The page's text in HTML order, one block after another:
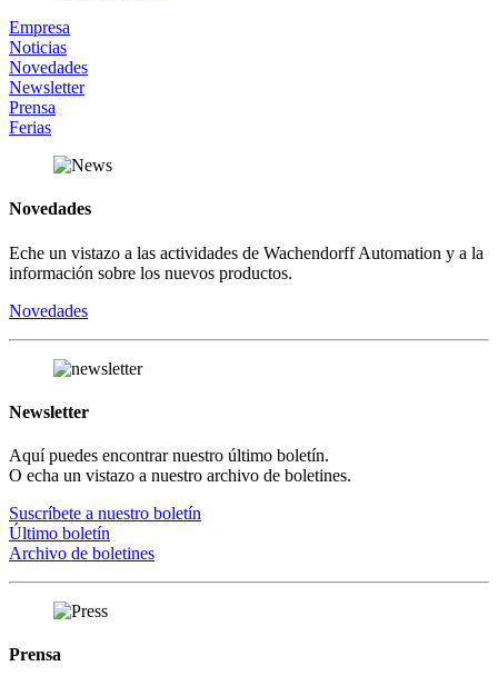
Empresa
Noticias
Novedades
Newsletter
Prensa
Ferias
Novedades
Eche un vistazo a las actividades de Wachendorff Automation y a la
información sobre los nuevos productos.
Novedades
Newsletter
Aquí puedes encontrar nuestro último boletín.
O echa un vistazo a nuestro archivo de boletines.
Suscríbete a nuestro boletín
Último boletín
Archivo de boletines
Prensa